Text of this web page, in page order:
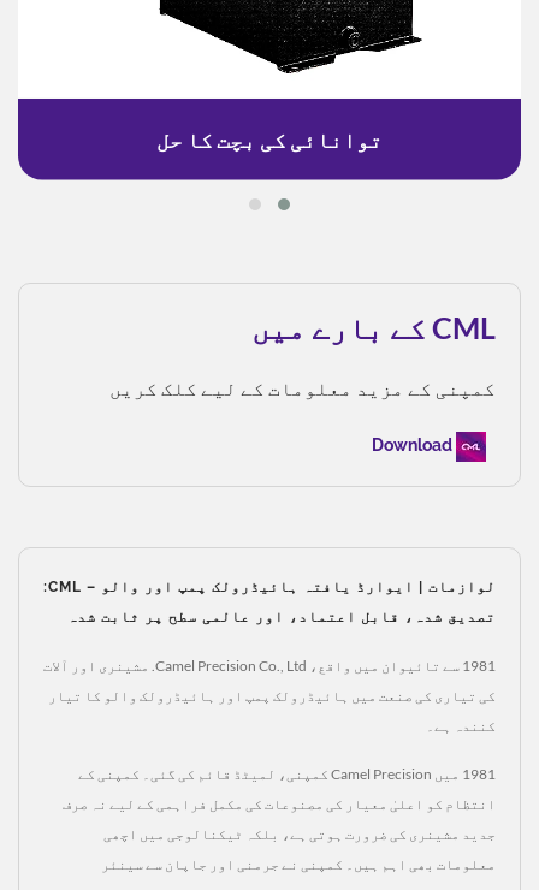
توانائی کی بچت کا حل
CML کے بارے میں
کمپنی کے مزید معلومات کے لیے کلک کریں
لوازمات | ایوارڈ یافتہ ہائیڈرولک پمپ اور والو – CML:
تصدیق شدہ، قابل اعتماد، اور عالمی سطح پر ثابت شدہ
1981 سے تائیوان میں واقع، Camel Precision Co., Ltd. مشینری اور آلات
کی تیاری کی صنعت میں ہائیڈرولک پمپ اور ہائیڈرولک والو کا تیار
کنندہ ہے۔
1981 میں Camel Precision کمپنی، لمیٹڈ قائم کی گئی۔ کمپنی کے
انتظام کو اعلیٰ معیار کی مصنوعات کی مکمل فراہمی کے لیے نہ صرف
جدید مشینری کی ضرورت ہوتی ہے، بلکہ ٹیکنالوجی میں اچھی
معلومات بھی اہم ہیں۔ کمپنی نے جرمنی اور جاپان سے سینئر